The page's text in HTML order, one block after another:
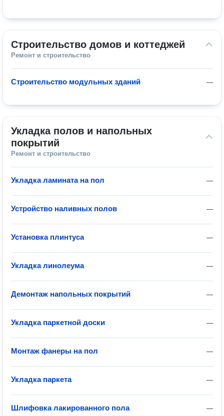
Строительство домов и коттеджей
Ремонт и строительство
—
Строительство модульных зданий
Укладка полов и напольных
покрытий
Ремонт и строительство
—
Укладка ламината на пол
—
Устройство наливных полов
—
Установка плинтуса
—
Укладка линолеума
—
Демонтаж напольных покрытий
—
Укладка паркетной доски
—
Монтаж фанеры на пол
—
Укладка паркета
—
Шлифовка лакированного пола